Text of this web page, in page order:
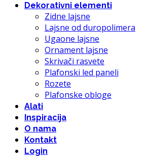
Dekorativni elementi
Zidne lajsne
Lajsne od duropolimera
Ugaone lajsne
Ornament lajsne
Skrivači rasvete
Plafonski led paneli
Rozete
Plafonske obloge
Alati
Inspiracija
O nama
Kontakt
Login